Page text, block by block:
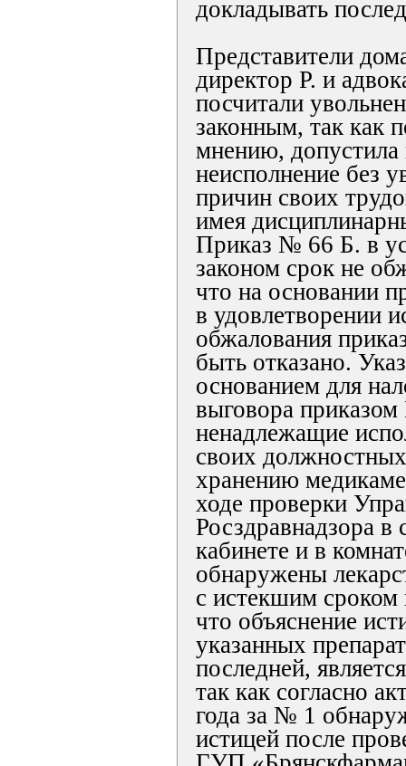
докладывать
Представители
директор Р. и
посчитали
законным, так как
мнению, допустила
неисполнение без
причин своих
имея
Приказ № 66 Б. в
законом срок не
что на основании
в удовлетворении
обжалования
быть отказано.
основанием для
выговора
ненадлежащие
своих
хранению
ходе проверки
Росздравнадзора в
кабинете и в
обнаружены
с истекшим сроком
что объяснение
указанных
последней,
так как согласно
года за № 1
истицей после